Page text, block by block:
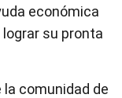
económica
su pronta
comunidad de